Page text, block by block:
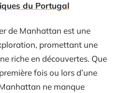
du Portugal
de Manhattan est une
promettant une
riche en découvertes. Que
fois ou lors d’une
ne manque